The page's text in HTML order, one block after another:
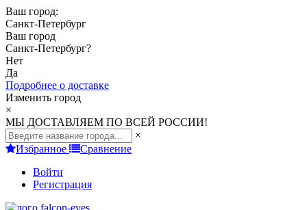
Ваш город:
Санкт-Петербург
Ваш город
Санкт-Петербург?
Нет
Да
Подробнее о доставке
Изменить город
×
МЫ ДОСТАВЛЯЕМ ПО ВСЕЙ РОССИИ!
×
Избранное
Сравнение
Войти
Регистрация